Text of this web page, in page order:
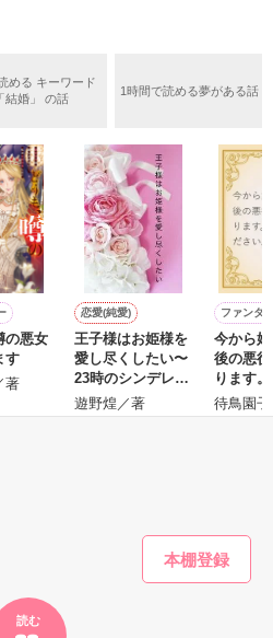
読む
に澄んだ水色の瞳
足
見た目とは裏腹に
綺麗な青色の瞳
ちを引き寄せる
いた
裏は……
したギルは
ヴン公爵家だった
いったが……
の近衛騎士団長だと判明した。
てやろう。だが、何でもするとい
」
団長に翻弄されるテレシアの恋物
める キーワード
「結婚」 の話
1時間で読める夢がある話
の悪女
す
著
恋愛(純愛)
王子様はお姫様を
愛し尽くしたい〜
23時のシンデレラ
短編〜
遊野煌／著
ファンタ
今から
後の悪
ります
ださい。
待鳥園
ひ